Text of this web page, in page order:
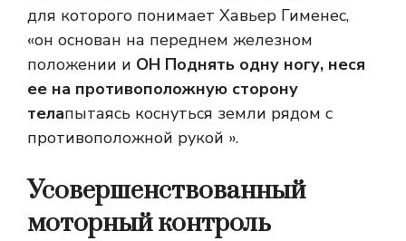
для которого понимает Хавьер Гименес,
«он основан на переднем железном
положении и ОН Поднять одну ногу, неся
ее на противоположную сторону
телапытаясь коснуться земли рядом с
противоположной рукой ».
Усовершенствованный
моторный контроль